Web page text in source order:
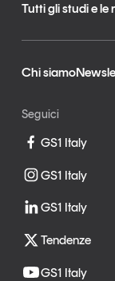
Tutti gli studi e le
Chi siamo
Seguici
GS1 Italy
GS1 Italy
GS1 Italy
Tendenze
GS1 Italy